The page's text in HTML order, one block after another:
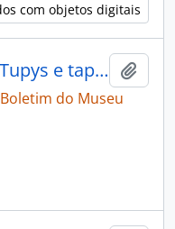
com objetos digitais
FARIA, João Barbosa de. Tupys e tapuyas [Boletim do Museu Nacional: a propósito de um trabalho do Sr. Padre. Dr. Constantino Tastevin]
Boletim do Museu